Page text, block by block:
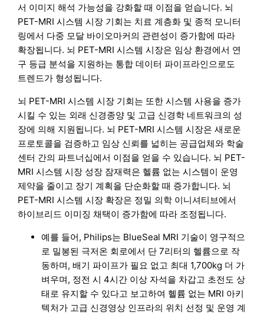
서 이미지 해석 가능성을 강화할 때 이점을 얻습니다. 뇌
PET-MRI 시스템 시장 기회는 치료 계층화 및 종적 모니터
링에서 다중 모달 바이오마커의 관련성이 증가함에 따라
확장됩니다. 뇌 PET-MRI 시스템 시장은 임상 환경에서 연
구 등급 분석을 지원하는 통합 데이터 파이프라인으로도
트렌드가 형성됩니다.
뇌 PET-MRI 시스템 시장 기회는 또한 시스템 사용을 증가
시킬 수 있는 외래 신경종양 및 고급 신경학 네트워크의 성
장에 의해 지원됩니다. 뇌 PET-MRI 시스템 시장은 새로운
프로토콜을 검증하고 임상 신뢰를 넓히는 공급업체와 학술
센터 간의 파트너십에서 이점을 얻을 수 있습니다. 뇌 PET-
MRI 시스템 시장 성장 잠재력은 헬륨 없는 시스템이 운영
제약을 줄이고 장기 계획을 단순화할 때 증가합니다. 뇌
PET-MRI 시스템 시장 확장은 정밀 의학 이니셔티브에서
하이브리드 이미징 채택이 증가함에 따라 조정됩니다.
예를 들어, Philips는 BlueSeal MRI 기술이 영구적으
로 밀봉된 극저온 회로에서 단 7리터의 헬륨으로 작
동하며, 배기 파이프가 필요 없고 최대 1,700kg 더 가
벼우며, 정전 시 4시간 이상 자석을 차갑고 초전도 상
태로 유지할 수 있다고 보고하여 헬륨 없는 MRI 아키
텍처가 고급 신경영상 인프라의 위치 선정 및 운영 계